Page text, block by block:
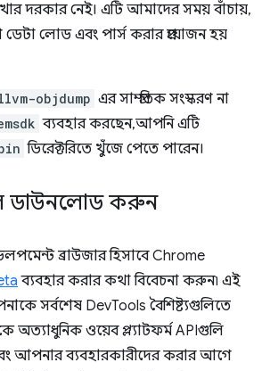
দরকার নেই। এটি আমাদের সময় বাঁচায়,
ডেটা লোড এবং পার্স করার প্রয়োজন হয়
objdump এর সাম্প্রতিক সংস্করণ না
ব্যবহার করছেন, আপনি এটি
ডিরেক্টরিতে খুঁজে পেতে পারেন।
ডাউনলোড করুন
ব্রাউজার হিসাবে Chrome
ব্যবহার করার কথা বিবেচনা করুন৷ এই
সর্বশেষ DevTools বৈশিষ্ট্যগুলিতে
অত্যাধুনিক ওয়েব প্ল্যাটফর্ম APIগুলি
আপনার ব্যবহারকারীদের করার আগে